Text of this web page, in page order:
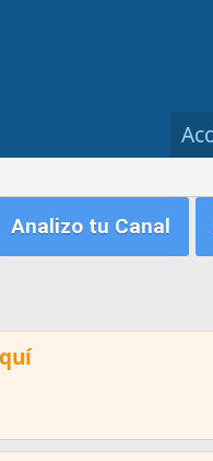
Analizo tu Canal